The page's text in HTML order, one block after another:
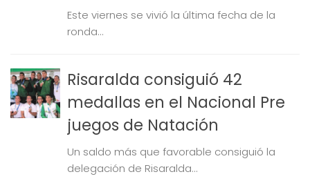
Este viernes se vivió la última fecha de la
ronda...
Risaralda consiguió 42
medallas en el Nacional Pre
juegos de Natación
Un saldo más que favorable consiguió la
delegación de Risaralda...